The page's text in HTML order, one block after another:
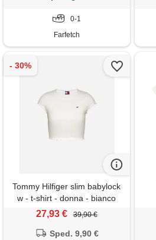
0-1
Farfetch
Tommy Hilfiger slim babylock
w - t-shirt - donna - bianco
27,93 € 39,90 €
Sped. 9,90 €